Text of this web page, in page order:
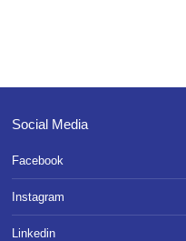
Social Media
Facebook
Instagram
Linkedin